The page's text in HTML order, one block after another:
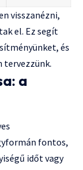
visszanézni,
el. Ez segít
és
tervezzünk.
a
fontos,
időt vagy